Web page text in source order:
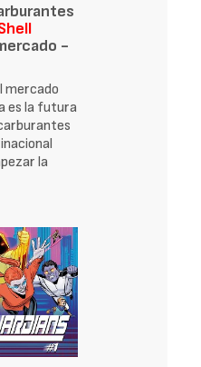
-
mercado
es la futura
la